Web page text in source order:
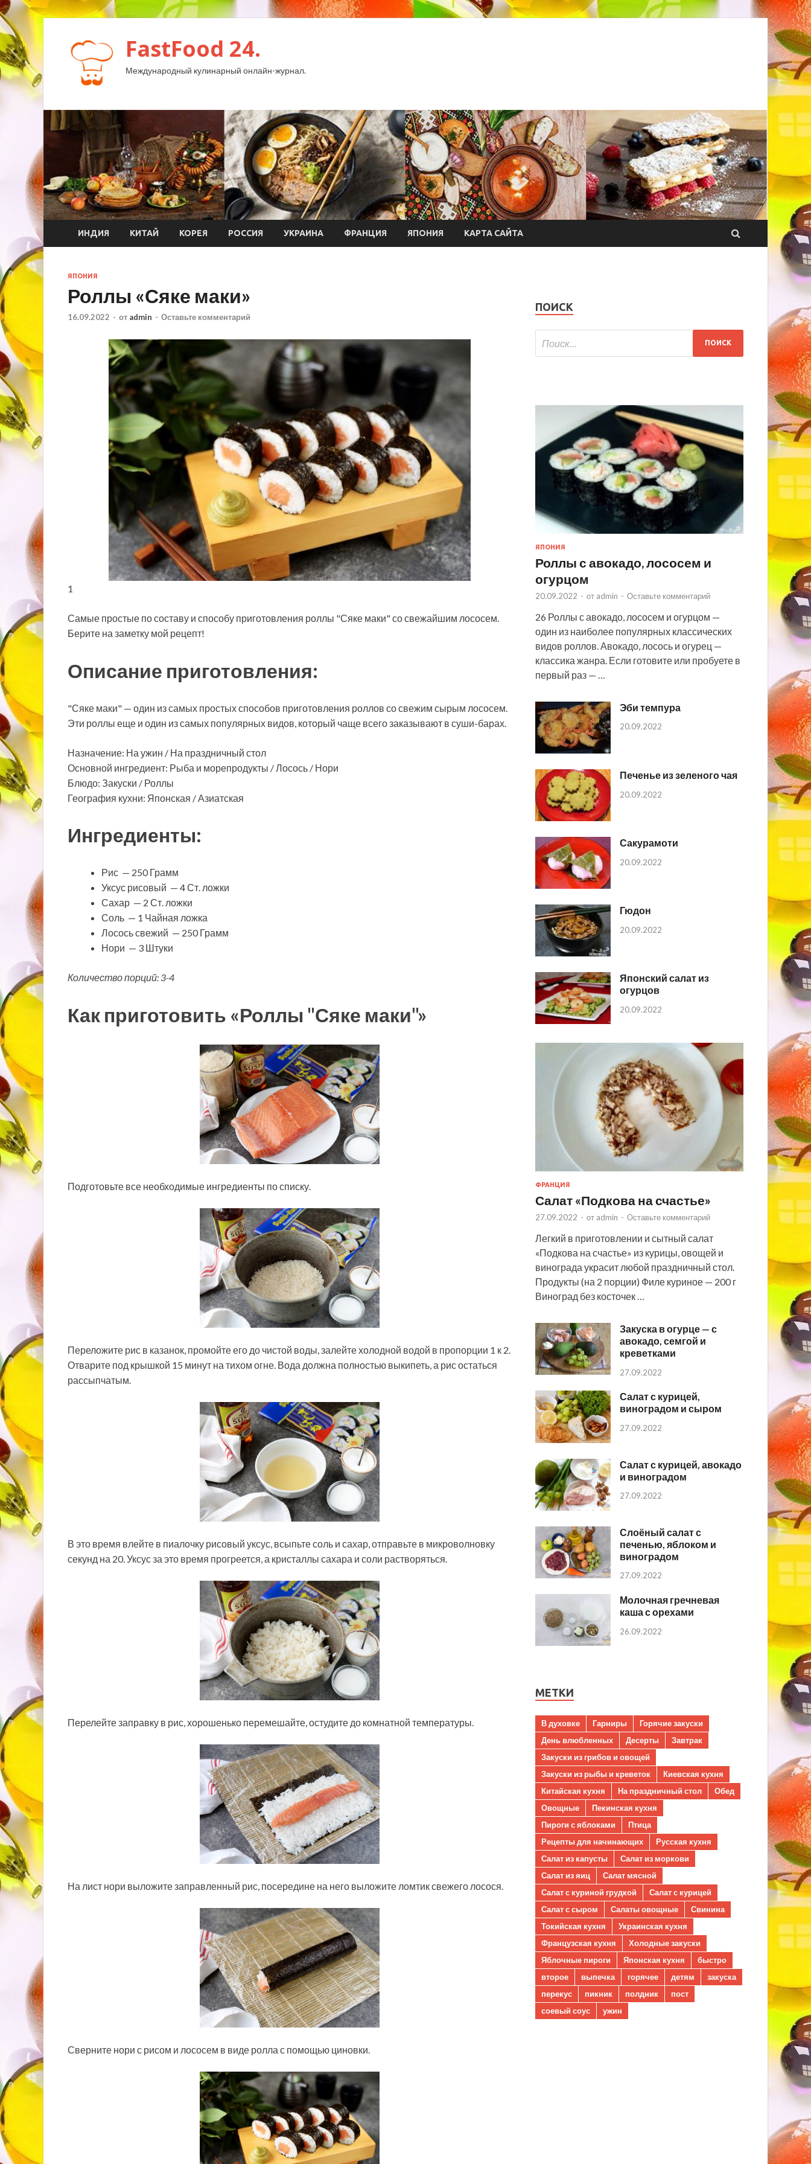
FastFood 24.
Международный кулинарный онлайн-журнал.
ИНДИЯ КИТАЙ КОРЕЯ РОССИЯ УКРАИНА ФРАНЦИЯ ЯПОНИЯ КАРТА САЙТА
ЯПОНИЯ
Роллы «Сяке маки»
16.09.2022 - от admin - Оставьте комментарий
1
Самые простые по составу и способу приготовления роллы "Сяке маки" со свежайшим лососем.
Берите на заметку мой рецепт!
Описание приготовления:
"Сяке маки" — один из самых простых способов приготовления роллов со свежим сырым лососем.
Эти роллы еще и один из самых популярных видов, который чаще всего заказывают в суши-барах.
Назначение: На ужин / На праздничный стол
Основной ингредиент: Рыба и морепродукты / Лосось / Нори
Блюдо: Закуски / Роллы
География кухни: Японская / Азиатская
Ингредиенты:
Рис — 250 Грамм
Уксус рисовый — 4 Ст. ложки
Сахар — 2 Ст. ложки
Соль — 1 Чайная ложка
Лосось свежий — 250 Грамм
Нори — 3 Штуки
Количество порций: 3-4
Как приготовить «Роллы "Сяке маки"»
Подготовьте все необходимые ингредиенты по списку.
Переложите рис в казанок, промойте его до чистой воды, залейте холодной водой в пропорции 1 к 2.
Отварите под крышкой 15 минут на тихом огне. Вода должна полностью выкипеть, а рис остаться
рассыпчатым.
В это время влейте в пиалочку рисовый уксус, всыпьте соль и сахар, отправьте в микроволновку
секунд на 20. Уксус за это время прогреется, а кристаллы сахара и соли растворяться.
Перелейте заправку в рис, хорошенько перемешайте, остудите до комнатной температуры.
На лист нори выложите заправленный рис, посередине на него выложите ломтик свежего лосося.
Сверните нори с рисом и лососем в виде ролла с помощью циновки.
ПОИСК
ЯПОНИЯ
Роллы с авокадо, лососем и
огурцом
20.09.2022 - от admin - Оставьте комментарий
26 Роллы с авокадо, лососем и огурцом —
один из наиболее популярных классических
видов роллов. Авокадо, лосось и огурец —
классика жанра. Если готовите или пробуете в
первый раз — …
Эби темпура
20.09.2022
Печенье из зеленого чая
20.09.2022
Сакурамоти
20.09.2022
Гюдон
20.09.2022
Японский салат из
огурцов
20.09.2022
ФРАНЦИЯ
Салат «Подкова на счастье»
27.09.2022 - от admin - Оставьте комментарий
Легкий в приготовлении и сытный салат
«Подкова на счастье» из курицы, овощей и
винограда украсит любой праздничный стол.
Продукты (на 2 порции) Филе куриное — 200 г
Виноград без косточек …
Закуска в огурце — с
авокадо, семгой и
креветками
27.09.2022
Салат с курицей,
виноградом и сыром
27.09.2022
Салат с курицей, авокадо
и виноградом
27.09.2022
Слоёный салат с
печенью, яблоком и
виноградом
27.09.2022
Молочная гречневая
каша с орехами
26.09.2022
МЕТКИ
В духовке Гарниры
Горячие закуски
День влюбленных
Десерты
Завтрак
Закуски из грибов и овощей
Закуски из рыбы и креветок
Киевская кухня
Китайская кухня
На праздничный стол
Обед
Овощные
Пекинская кухня
Пироги с яблоками
Птица
Рецепты для начинающих
Русская кухня
Салат из капусты
Салат из моркови
Салат из яиц
Салат мясной
Салат с куриной грудкой
Салат с курицей
Салат с сыром
Салаты овощные
Свинина
Токийская кухня
Украинская кухня
Французская кухня
Холодные закуски
Яблочные пироги
Японская кухня
быстро
второе
выпечка горячее детям
закуска
перекус
пикник полдник
пост
соевый соус
ужин